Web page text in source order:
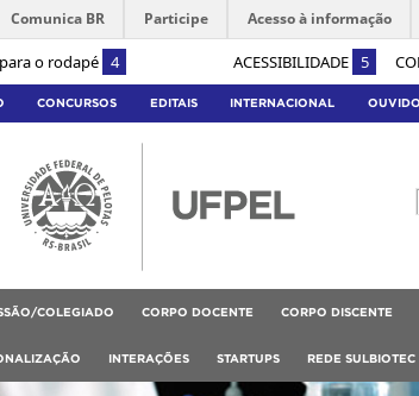
o rodapé 4 ACESSIBILIDADE 5
Comunica BR Participe Acesso à informação
CONCURSOS EDITAIS INTERNACIONAL
COLEGIADO CORPO DOCENTE CORPO DISCENTE
INTERAÇÕES STARTUPS REDE SULBIOTEC